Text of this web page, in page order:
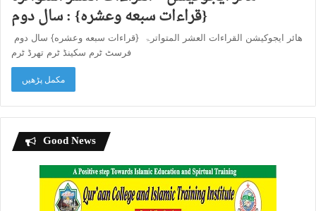
{قراءات سبعه وعشره} : سال دوم
هائر ایجوکیشن القراءات العشر المتواترۃ {قراءات سبعه وعشره} سال دوم
فرسٹ ٹرم سکینڈ ٹرم تھرڈ ٹرم
مکمل پڑھیں
Good News